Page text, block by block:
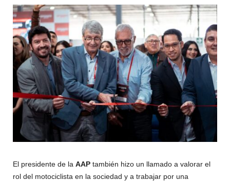
El presidente de la AAP también hizo un llamado a valorar el
rol del motociclista en la sociedad y a trabajar por una